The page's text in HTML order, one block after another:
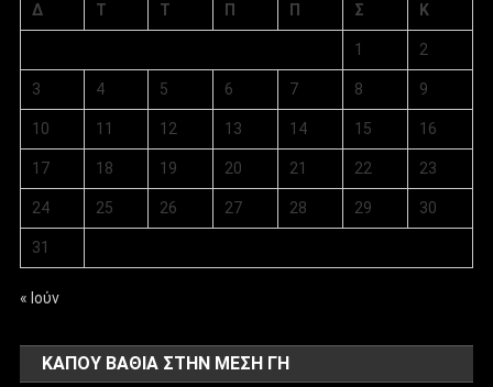
Δ
Τ Τ Π Π Σ Κ
1 2
3 4 5 6 7 8 9
10 11 12 13 14 15 16
17 18 19 20 21 22 23
24 25 26 27 28 29 30
31
« Ιούν
ΚΑΠΟΥ ΒΑΘΙΑ ΣΤΗΝ ΜΕΣΗ ΓΗ